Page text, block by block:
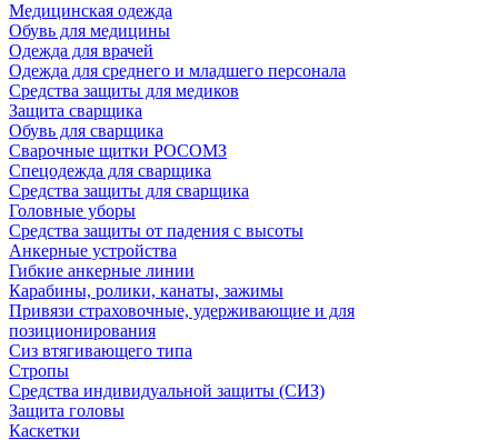
Медицинская одежда
Обувь для медицины
Одежда для врачей
Одежда для среднего и младшего персонала
Средства защиты для медиков
Защита сварщика
Обувь для сварщика
Сварочные щитки РОСОМЗ
Спецодежда для сварщика
Средства защиты для сварщика
Головные уборы
Средства защиты от падения с высоты
Анкерные устройства
Гибкие анкерные линии
Карабины, ролики, канаты, зажимы
Привязи страховочные, удерживающие и для
позиционирования
Сиз втягивающего типа
Стропы
Средства индивидуальной защиты (СИЗ)
Защита головы
Каскетки